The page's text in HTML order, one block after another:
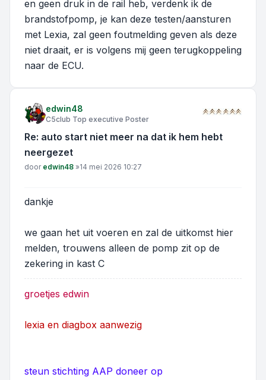
en geen druk in de rail heb, verdenk ik de
brandstofpomp, je kan deze testen/aansturen
met Lexia, zal geen foutmelding geven als deze
niet draait, er is volgens mij geen terugkoppeling
naar de ECU.
edwin48
C5club Top executive Poster
Re: auto start niet meer na dat ik hem hebt
neergezet
Bericht
door edwin48 »14 mei 2026 10:27
dankje
we gaan het uit voeren en zal de uitkomst hier
melden, trouwens alleen de pomp zit op de
zekering in kast C
groetjes edwin
lexia en diagbox aanwezig
steun stichting AAP doneer op